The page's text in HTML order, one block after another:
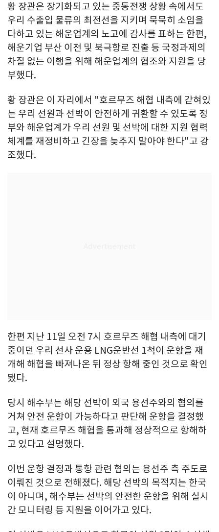
황 장관은 장기화되고 있는 중동전쟁 상황 속에서도
우리 수출입 물류의 최전선을 지키며 묵묵히 소임을
다하고 있는 해운업계의 노고에 감사를 표하는 한편,
해운기업 부산 이전 및 북극항로 진출 등 국정과제의
차질 없는 이행을 위해 해운업계의 협조와 지원을 당
부했다.
황 장관은 이 자리에서 "호르무즈 해협 내측에 갇혀있
는 우리 선원과 선박이 안전하게 귀환할 수 있도록 정
부와 해운업계가 우리 선원 및 선박에 대한 지원 협력
체계를 재정비하고 긴장을 늦추지 말아야 한다"고 강
조했다.
한편 지난 11일 오전 7시 호르무즈 해협 내측에 대기
중이던 우리 선사 운용 LNG운반선 1척이 운항을 재
개해 해협을 빠져나온 뒤 정상 항해 중인 것으로 확인
됐다.
당시 해수부는 해당 선박이 외국 용선주와의 협의를
거쳐 안전 운항이 가능하다고 판단해 운항을 결정했
고, 현재 호르무즈 해협을 통과해 정상적으로 항해하
고 있다고 설명했다.
이번 운항 결정과 통항 관련 협의는 용선주 측 주도로
이뤄진 것으로 전해졌다. 해당 선박의 목적지는 한국
이 아니며, 해수부는 선박의 안전한 운항을 위해 실시
간 모니터링 등 지원을 이어가고 있다.